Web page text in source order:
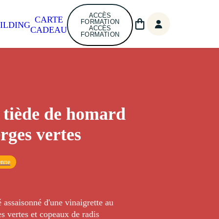
CARTE
CADEAU
ACCÈS
FORMATION
ACCÈS
FORMATION
tiède de homard
vertes
assaisonné d'une vinaigrette au
vertes et copeaux de radis